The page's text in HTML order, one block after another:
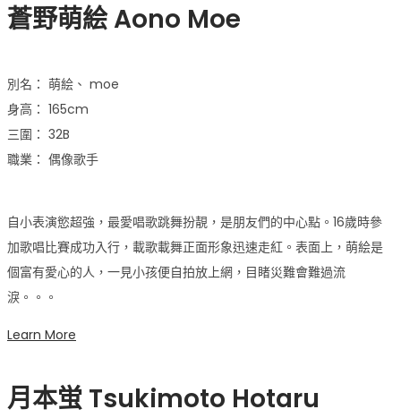
蒼野萌絵Aono Moe
別名： 萌絵、 moe
身高： 165cm
三圍： 32B
職業： 偶像歌手
自小表演慾超強，最愛唱歌跳舞扮靚，是朋友們的中心點。16歲時參
加歌唱比賽成功入行，載歌載舞正面形象迅速走紅。表面上，萌絵是
個富有愛心的人，一見小孩便自拍放上網，目睹災難會難過流
淚。。。
Learn More
月本蛍 Tsukimoto Hotaru